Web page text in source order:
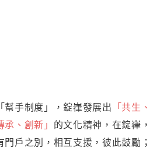
手制度」，錠嵂發展出 「共生、
、創新」 的文化精神，在錠嵂，
戶之別，相互支援，彼此鼓勵；